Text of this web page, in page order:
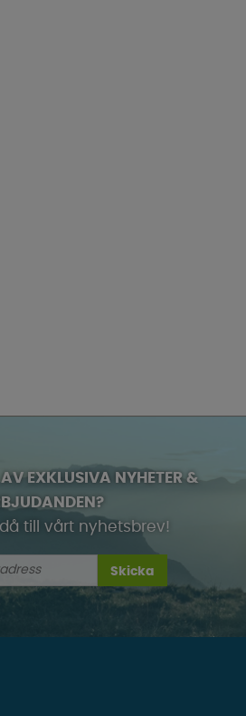
EXKLUSIVA NYHETER &
till vårt nyhetsbrev!
Skicka